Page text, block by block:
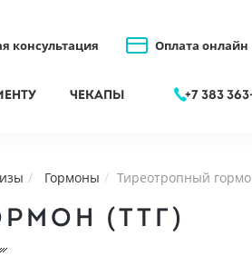
консультация Оплата онлайн
Чекапы +7 383
Гормоны Тиреотропный
(ТТГ)